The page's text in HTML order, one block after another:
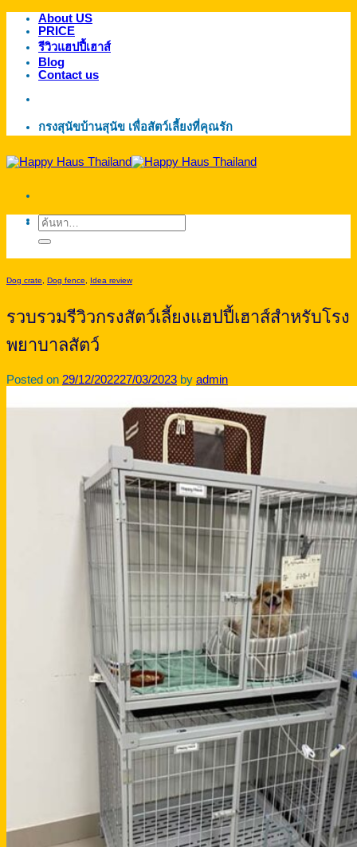
ข้าม
เนื้อหา
About US
PRICE
รีวิวแฮปปี้เฮาส์
Blog
Contact us
กรงสุนัขบ้านสุนัข เพื่อสัตว์เลี้ยงที่คุณรัก
ค้นหา:
Dog crate, Dog fence, Idea review
รวบรวมรีวิวกรงสัตว์เลี้ยงแฮปปี้เฮาส์สำหรับโรง
พยาบาลสัตว์
Posted on 29/12/202227/03/2023 by admin